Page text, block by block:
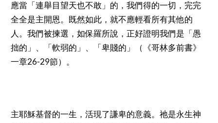
應當「連舉目望天也不敢」的，我們得的一切，完完
全全是主開恩。既然如此，就不應輕看所有其他的
人。我們被揀選，如保羅所說，正好證明我們是「愚
拙的」、「軟弱的」、「卑賤的」（《哥林多前書》
一章26-29節）。
主耶穌基督的一生，活現了謙卑的意義。祂是永生神